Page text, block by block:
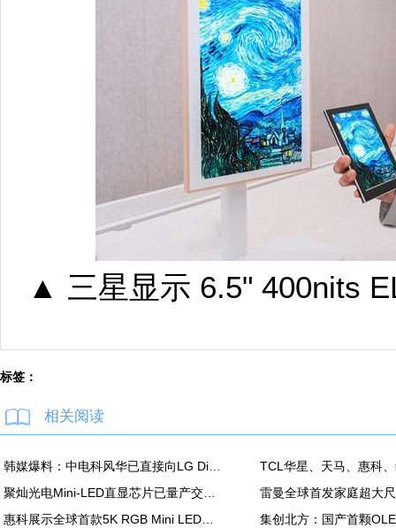
▲ 三星显示 6.5" 400nits
标签：
相关阅读